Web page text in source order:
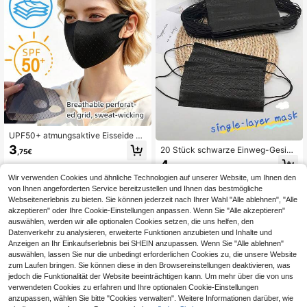
UPF50+ atmungsaktive Eisseide 3
D Sonnenschutz Gesichtsmaske, le
icht und nicht klebend, waschbar u
nd wiederverwendbar, geeignet für
tägliche Ausflüge und Outdoor-Akti
vitäten von Frauen
3 ,75€
20 Stück schwarze Einweg-Gesich
tsmasken aus PP-Vlies, einlagig, ge
n der Schule
4,89€
Wir verwenden Cookies und ähnliche Technologien auf unserer Website, um Ihnen den
von Ihnen angeforderten Service bereitzustellen und Ihnen das bestmögliche
Webseitenerlebnis zu bieten. Sie können jederzeit nach Ihrer Wahl "Alle ablehnen", "Alle
akzeptieren" oder Ihre Cookie-Einstellungen anpassen. Wenn Sie "Alle akzeptieren"
auswählen, werden wir alle optionalen Cookies setzen, die uns helfen, den
Datenverkehr zu analysieren, erweiterte Funktionen anzubieten und Inhalte und
Anzeigen an Ihr Einkaufserlebnis bei SHEIN anzupassen. Wenn Sie "Alle ablehnen"
auswählen, lassen Sie nur die unbedingt erforderlichen Cookies zu, die unsere Website
zum Laufen bringen. Sie können diese in den Browsereinstellungen deaktivieren, was
jedoch die Funktionalität der Website beeinträchtigen kann. Um mehr über die von uns
verwendeten Cookies zu erfahren und Ihre optionalen Cookie-Einstellungen
anzupassen, wählen Sie bitte "Cookies verwalten". Weitere Informationen darüber, wie